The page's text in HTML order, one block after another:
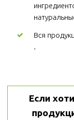
Вся
.
Если